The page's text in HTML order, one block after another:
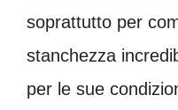
soprattutto per
stanchezza
per le sue